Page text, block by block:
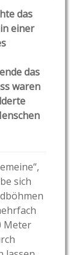
das
einer
das
waren
sich
Meter